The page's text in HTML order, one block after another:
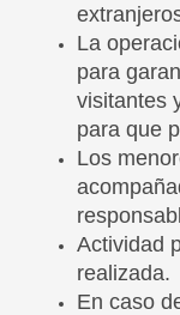
La
para
visitantes
para que
Los
Actividad
realizada.
En caso